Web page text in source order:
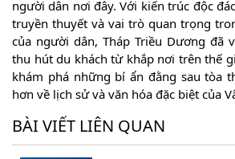
người dân nơi đây. Với kiến trúc độc
truyền thuyết và vai trò quan trọng
của người dân, Tháp Triều Dương đã
thu hút du khách từ khắp nơi trên thế
khám phá những bí ẩn đằng sau tòa
hơn về lịch sử và văn hóa đặc biệt của
BÀI VIẾT LIÊN QUAN